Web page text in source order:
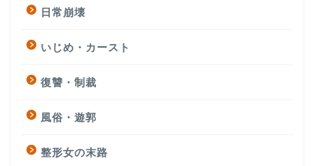
日常崩壊
いじめ・カースト
復讐・制裁
風俗・遊郭
整形女の末路